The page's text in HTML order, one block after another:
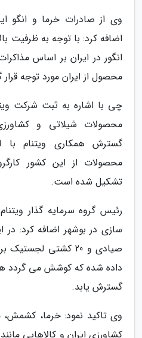
وی از صادرات خرما و انگو
اضافه کرد: با توجه به ظرفیت
انگور در ایران بر اساس
محصول از ایران مورد توجه
چی با اشاره به ثبت شرکت
محصولات شیلاتی و
گسترش همکاری ویتنام با
محصولات از این کشور
تشکیل شده است.
رئیس گروه سرمایه گذار
صیادی و 20 کشتی
داده شده که کوشش می گردد
گسترش یابد.
وی تاکید نمود: خرما، کشمش،
کشاورزی ایران و کالاهایی